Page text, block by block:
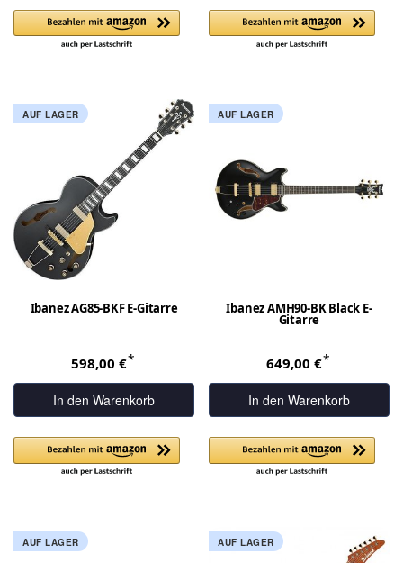
AUF LAGER
Ibanez AG85-BKF E-Gitarre
598,00 €*
In den Warenkorb
AUF LAGER
Ibanez AMH90-BK Black E-
Gitarre
649,00 €*
In den Warenkorb
AUF LAGER AUF LAGER